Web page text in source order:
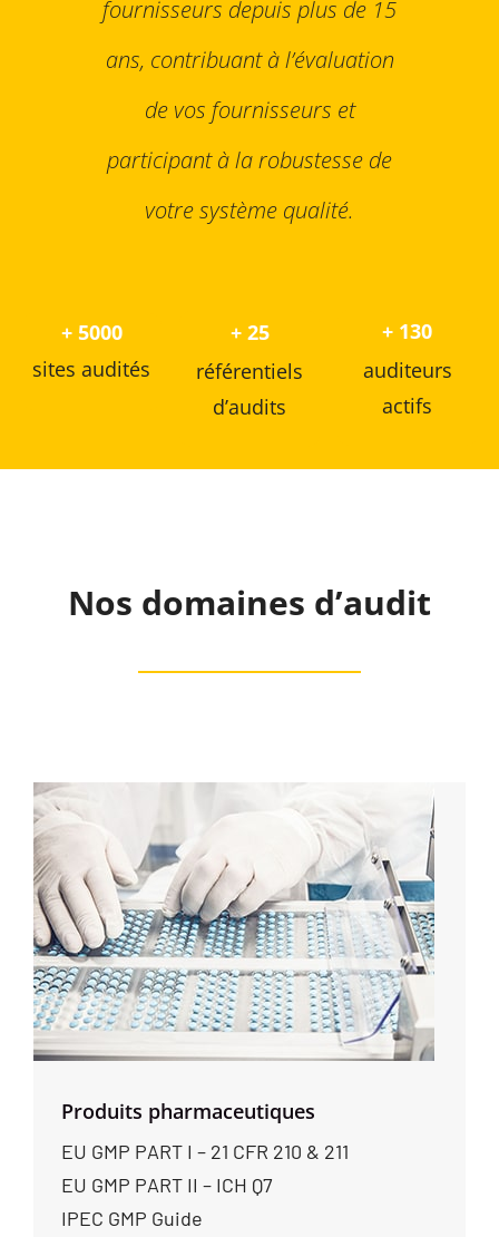
fournisseurs depuis plus de 15
ans, contribuant à l’évaluation
de vos fournisseurs et
participant à la robustesse de
votre système qualité.
+ 5000
sites audités
+ 25
référentiels
d’audits
+ 130
auditeurs
actifs
Nos domaines d’audit
Produits pharmaceutiques
EU GMP PART I – 21 CFR 210 & 211
EU GMP PART II – ICH Q7
IPEC GMP Guide